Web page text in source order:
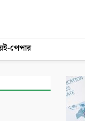
ই-পেপার